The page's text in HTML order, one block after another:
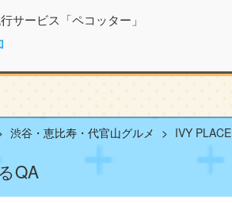
サービス「ペコッター」
渋谷・恵比寿・代官山グルメ IVY PLACE
QA